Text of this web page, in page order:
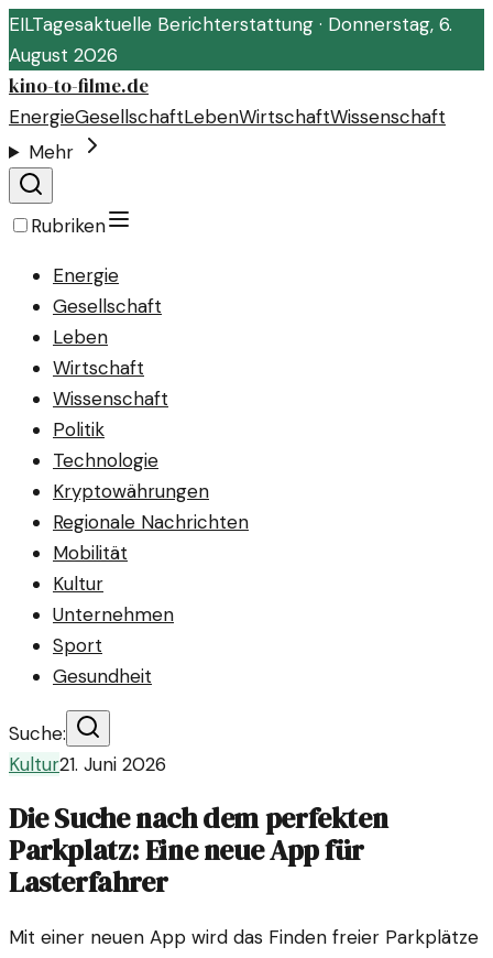
EILTagesaktuelle Berichterstattung · Donnerstag, 6.
August 2026
kino-to-filme.de
EnergieGesellschaftLebenWirtschaftWissenschaft
Mehr
Rubriken
Energie
Gesellschaft
Leben
Wirtschaft
Wissenschaft
Politik
Technologie
Kryptowährungen
Regionale Nachrichten
Mobilität
Kultur
Unternehmen
Sport
Gesundheit
Suche:
Kultur21. Juni 2026
Die Suche nach dem perfekten
Parkplatz: Eine neue App für
Lasterfahrer
Mit einer neuen App wird das Finden freier Parkplätze